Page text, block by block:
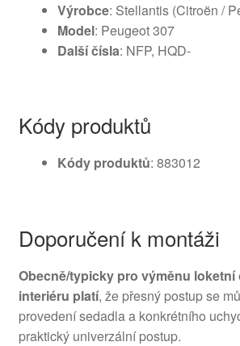
Výrobce: Stellantis (Citroën /
Model: Peugeot 307
Další čísla: NFP, HQD-
Kódy produktů
Kódy produktů: 883012
Doporučení k montáži
Obecně/typicky pro výměnu loketní
interiéru platí, že přesný postup se
provedení sedadla a konkrétního
praktický univerzální postup.